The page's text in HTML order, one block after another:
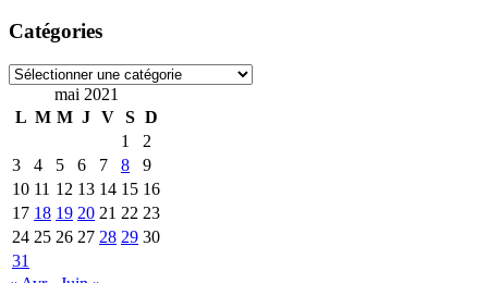
Catégories
Catégories
mai 2021
L M M J V S D
1
2
3
4 5 6 7 8
9
10 11 12 13 14 15 16
17 18 19 20 21 22 23
24 25 26 27 28 29 30
31